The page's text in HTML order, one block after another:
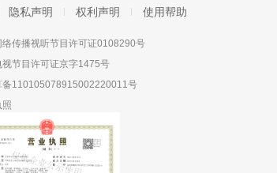
隐私声明 权利声明 使用帮助
络传播视听节目许可证0108290号
视节目许可证京字1475号
备110105078915002220011号
照